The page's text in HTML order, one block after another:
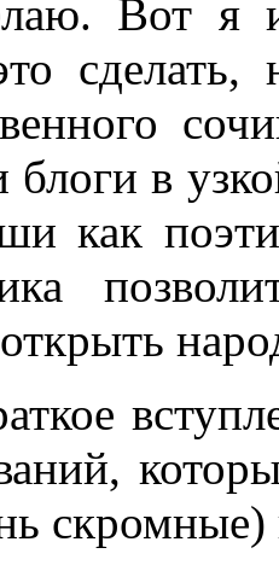
Вот я
сделать,
блоги в
как